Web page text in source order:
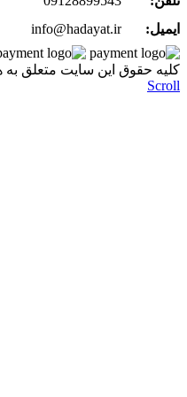
ایمیل:
info@hadayat.ir
کليه حقوق اين سايت متعلق به
Scroll